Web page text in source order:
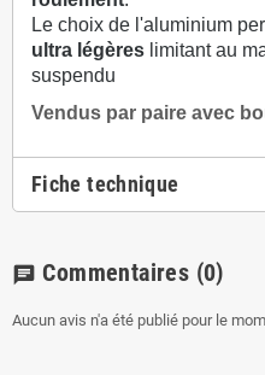
Le choix de l'aluminium
ultra légères limitant au
suspendu
Vendus par paire avec
Fiche technique
chat Commentaires (0)
Aucun avis n'a été publié pour le